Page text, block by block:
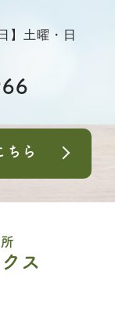
】土曜・日
ちら
ス